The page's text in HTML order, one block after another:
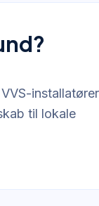
til lokale